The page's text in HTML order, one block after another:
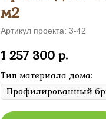
м2
Артикул проекта: 3-42
1 257 300 р.
Тип материала дома: